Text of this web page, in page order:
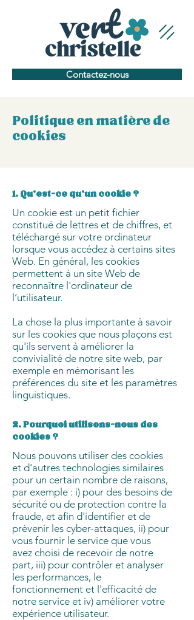
Contactez-nous
Politique en matière de
cookies
1. Qu'est-ce qu'un cookie ?
Un cookie est un petit fichier
constitué de lettres et de chiffres, et
téléchargé sur votre ordinateur
lorsque vous accédez à certains sites
Web. En général, les cookies
permettent à un site Web de
reconnaître l'ordinateur de
l’utilisateur.
La chose la plus importante à savoir
sur les cookies que nous plaçons est
qu'ils servent à améliorer la
convivialité de notre site web, par
exemple en mémorisant les
préférences du site et les paramètres
linguistiques.
2. Pourquoi utilisons-nous des
cookies ?
Nous pouvons utiliser des cookies
et d'autres technologies similaires
pour un certain nombre de raisons,
par exemple : i) pour des besoins de
sécurité ou de protection contre la
fraude, et afin d'identifier et de
prévenir les cyber-attaques, ii) pour
vous fournir le service que vous
avez choisi de recevoir de notre
part, iii) pour contrôler et analyser
les performances, le
fonctionnement et l'efficacité de
notre service et iv) améliorer votre
expérience utilisateur.